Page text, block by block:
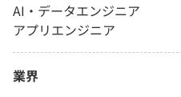
AI・データエンジニア
アプリエンジニア
業界